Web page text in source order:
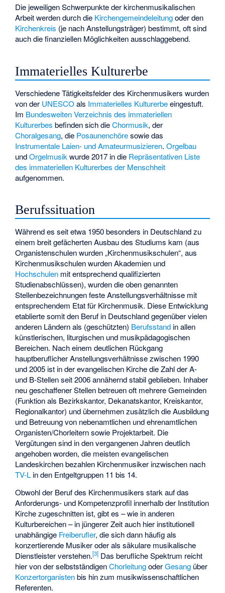
Die jeweiligen Schwerpunkte der kirchenmusikalischen
Arbeit werden durch die Kirchengemeindeleitungoder den
Kirchenkreis (je nach Anstellungsträger) bestimmt, oft sind
auch die finanziellen Möglichkeiten ausschlaggebend.
Immaterielles Kulturerbe
Verschiedene Tätigkeitsfelder des Kirchenmusikers wurden
von der UNESCOals Immaterielles Kulturerbeeingestuft.
Im Bundesweiten Verzeichnis des immateriellen
Kulturerbes befinden sich dieChormusik, der
Choralgesang, die Posaunenchöresowie das
Instrumentale Laien- und Amateurmusizieren.Orgelbau
undOrgelmusik wurde 2017 in die Repräsentativen Liste
des immateriellen Kulturerbes der Menschheit
aufgenommen.
Berufssituation
Während es seit etwa 1950 besonders in Deutschland zu
einem breit gefächerten Ausbau des Studiums kam (aus
Organistenschulen wurden „Kirchenmusikschulen“, aus
Kirchenmusikschulen wurden Akademien und
Hochschulen mit entsprechend qualifizierten
Studienabschlüssen), wurden die oben genannten
Stellenbezeichnungen feste Anstellungsverhältnisse mit
entsprechendem Etat für Kirchenmusik. Diese Entwicklung
etablierte somit den Beruf in Deutschland gegenüber vielen
anderen Ländern als (geschützten) Berufsstand in allen
künstlerischen, liturgischen und musikpädagogischen
Bereichen. Nach einem deutlichen Rückgang
hauptberuflicher Anstellungsverhältnisse zwischen 1990
und 2005 ist in der evangelischen Kirche die Zahl der A-
und B-Stellen seit 2006 annähernd stabil geblieben. Inhaber
neu geschaffener Stellen betreuen oft mehrere Gemeinden
(Funktion als Bezirkskantor, Dekanatskantor, Kreiskantor,
Regionalkantor) und übernehmen zusätzlich die Ausbildung
und Betreuung von nebenamtlichen und ehrenamtlichen
Organisten/Chorleitern sowie Projektarbeit. Die
Vergütungen sind in den vergangenen Jahren deutlich
angehoben worden, die meisten evangelischen
Landeskirchen bezahlen Kirchenmusiker inzwischen nach
TV-L in den Entgeltgruppen 11 bis 14.
Obwohl der Beruf des Kirchenmusikers stark auf das
Anforderungs- und Kompetenzprofil innerhalb der Institution
Kirche zugeschnitten ist, gibt es – wie in anderen
Kulturbereichen – in jüngerer Zeit auch hier institutionell
unabhängige Freiberufler, die sich dann häufig als
konzertierende Musiker oder als säkulare musikalische
Dienstleister verstehen.[3] Das berufliche Spektrum reicht
hier von der selbstständigenChorleitungoderGesang über
Konzertorganistenbis hin zum musikwissenschaftlichen
Referenten.